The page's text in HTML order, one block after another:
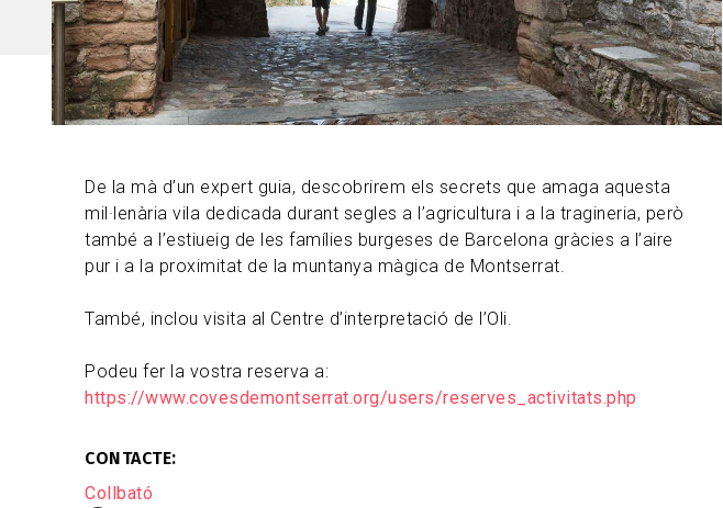
De la mà d’un expert guia, descobrirem els secrets que amaga aquesta
mil·lenària vila dedicada durant segles a l’agricultura i a la tragineria, però
també a l’estiueig de les famílies burgeses de Barcelona gràcies a l’aire
pur i a la proximitat de la muntanya màgica de Montserrat.
També, inclou visita al Centre d’interpretació de l’Oli.
Podeu fer la vostra reserva a:
https://www.covesdemontserrat.org/users/reserves_activitats.php
CONTACTE
Collbató